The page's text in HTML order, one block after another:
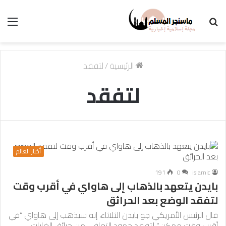
الرئيسية/لتفقد
لتفقد
أخبار العالم
islamic
0
191
بايدن يتعهد بالذهاب إلى هاواي في أقرب وقت
لتفقد الوضع بعد الحرائق
قال الرئيس الأمريكي جو بايدن الثلاثاء، إنه سيذهب إلى هاواي “في